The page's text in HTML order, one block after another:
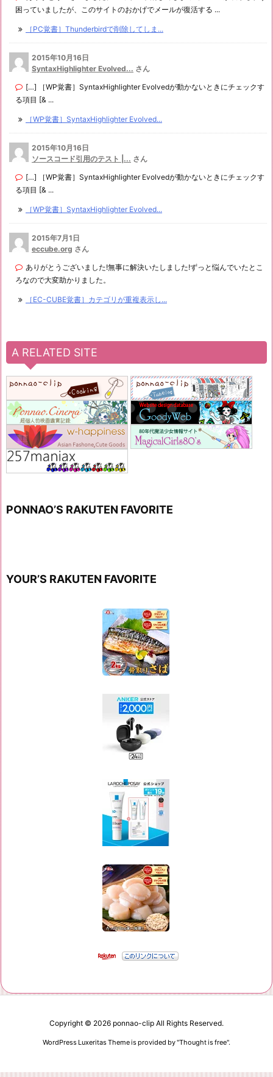
困っていましたが、このサイトのおかげでメールが復活する ...
［PC覚書］Thunderbirdで削除してしま...
2015年10月16日
SyntaxHighlighter Evolved... さん
[…] ［WP覚書］SyntaxHighlighter Evolvedが動かないときにチェックす
る項目 [& ...
［WP覚書］SyntaxHighlighter Evolved...
2015年10月16日
ソースコード引用のテスト |... さん
[…] ［WP覚書］SyntaxHighlighter Evolvedが動かないときにチェックす
る項目 [& ...
［WP覚書］SyntaxHighlighter Evolved...
2015年7月1日
eccube.org さん
ありがとうございました!無事に解決いたしました!ずっと悩んでいたとこ
ろなので大変助かりました。
［EC-CUBE覚書］カテゴリが重複表示し...
A RELATED SITE
PONNAO’S RAKUTEN FAVORITE
YOUR’S RAKUTEN FAVORITE
Copyright © 2026 ponnao-clip All Rights Reserved.
WordPress Luxeritas Theme is provided by "Thought is free".